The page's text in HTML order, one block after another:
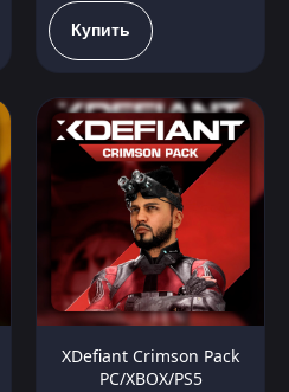
Купить
XDefiant Crimson Pack
PC/XBOX/PS5